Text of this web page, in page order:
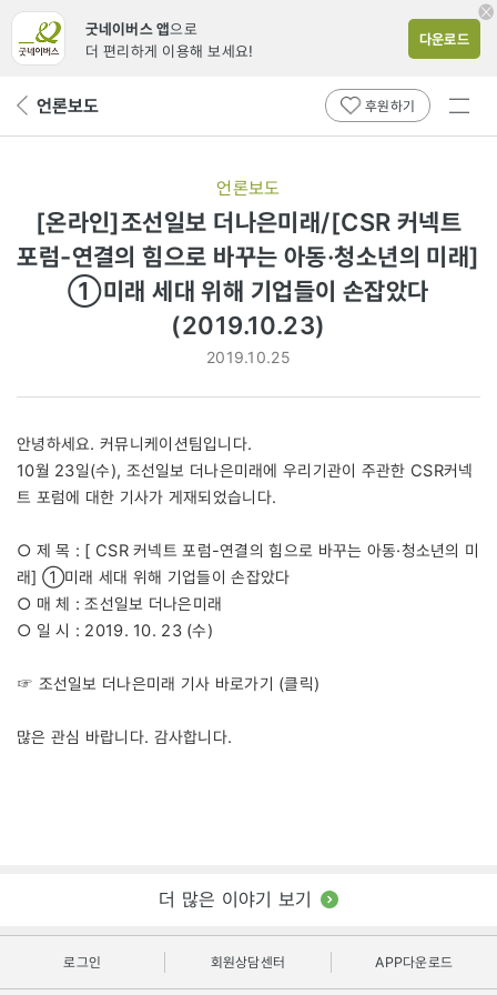
굿네이버스 앱으로
더 편리하게 이용해 보세요!
다운로드
뒤 언론보도 후원하기
전체
언론보도
[온라인]조선일보 더나은미래/[CSR 커넥트
포럼-연결의 힘으로 바꾸는 아동·청소년의 미래]
①미래 세대 위해 기업들이 손잡았다
(2019.10.23)
2019.10.25
안녕하세요. 커뮤니케이션팀입니다.
10월 23일(수), 조선일보 더나은미래에 우리기관이 주관한 CSR커넥
트 포럼에 대한 기사가 게재되었습니다.
○ 제 목 : [ CSR 커넥트 포럼-연결의 힘으로 바꾸는 아동·청소년의 미
래] ①미래 세대 위해 기업들이 손잡았다
○ 매 체 : 조선일보 더나은미래
○ 일 시 : 2019. 10. 23 (수)
☞ 조선일보 더나은미래 기사 바로가기 (클릭)
많은 관심 바랍니다. 감사합니다.
더 많은 이야기 보기
로그인 회원상담센터 APP다운로드